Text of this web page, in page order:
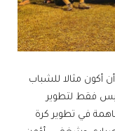
أكون مثالا للشباب
فقط لتطوير
في تطوير كرة